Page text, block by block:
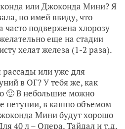
или Джоконда Мини? Я
но имей ввиду, что
подвержена хлорозу
еще на стадии
хелат железа (1-2 раза).
или уже для
в ОГ? У тебя же, как
🙂 В небольшие можно
петунии, в кашпо объемом
Мини будут хорошо
40 л – Опера, Тайдал и т.д.